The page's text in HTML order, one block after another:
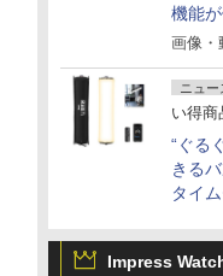
機能
画像・
ニュー
い得商
“ぐる
きる
タイ
Impress